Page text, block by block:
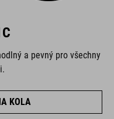
a pevný pro všechny
KOLA